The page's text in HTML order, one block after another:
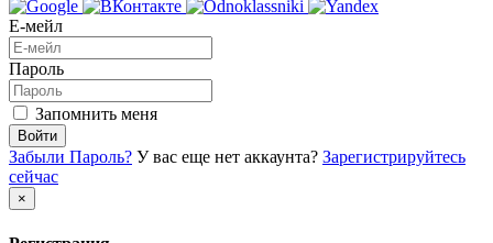
Е-мейл
Пароль
Запомнить меня
Войти
Забыли Пароль? У вас еще нет аккаунта? Зарегистрируйтесь
сейчас
×